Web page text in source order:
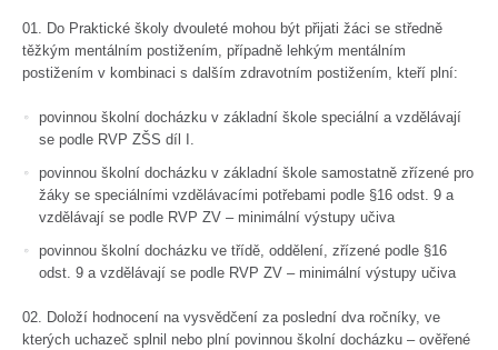
Do Praktické školy dvouleté mohou být přijati žáci se středně
těžkým mentálním postižením, případně lehkým mentálním
postižením v kombinaci s dalším zdravotním postižením, kteří plní:
povinnou školní docházku v základní škole speciální a vzdělávají
se podle RVP ZŠS díl I.
povinnou školní docházku v základní škole samostatně zřízené pro
žáky se speciálními vzdělávacími potřebami podle §16 odst. 9 a
vzdělávají se podle RVP ZV – minimální výstupy učiva
povinnou školní docházku ve třídě, oddělení, zřízené podle §16
odst. 9 a vzdělávají se podle RVP ZV – minimální výstupy učiva
Doloží hodnocení na vysvědčení za poslední dva ročníky, ve
kterých uchazeč splnil nebo plní povinnou školní docházku – ověřené